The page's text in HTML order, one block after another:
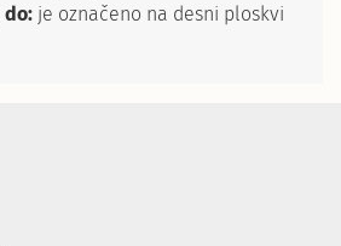
do: je označeno na desni ploskvi